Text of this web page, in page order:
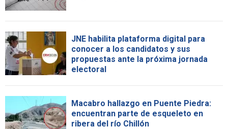
JNE habilita plataforma digital para
conocer a los candidatos y sus
propuestas ante la próxima jornada
electoral
Macabro hallazgo en Puente Piedra:
encuentran parte de esqueleto en
ribera del río Chillón